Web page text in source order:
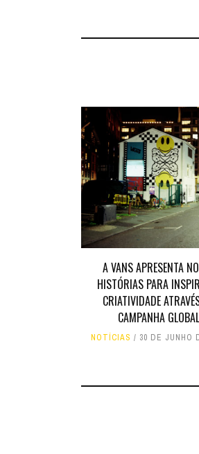
A VANS APRESENTA
HISTÓRIAS PARA
CRIATIVIDADE
CAMPANHA GLOBAL
NOTÍCIAS 30 DE JUNHO